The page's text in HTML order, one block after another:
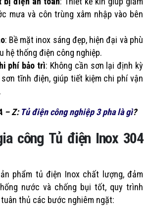
mưa và côn trùng xâm nhập vào bên
: Bề mặt inox sáng đẹp, hiện đại và phù
hệ thống điện công nghiệp.
phí bảo trì: Không cần sơn lại định kỳ
tĩnh điện, giúp tiết kiệm chi phí vận
– Z: Tủ điện công nghiệp 3 pha là gì?
công Tủ điện Inox 304
phẩm tủ điện Inox chất lượng, đảm
nước và chống bụi tốt, quy trình
thủ các bước nghiêm ngặt: